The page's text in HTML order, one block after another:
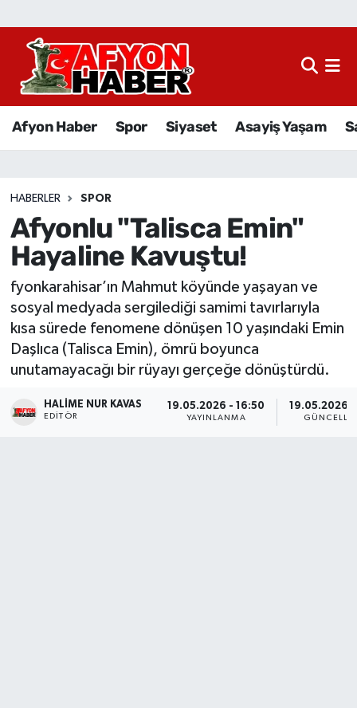
Afyon Haber Spor Siyaset Asayiş Yaşam
HABERLER SPOR
Afyonlu "Talisca Emin"
Hayaline Kavuştu!
fyonkarahisar’ın Mahmut köyünde yaşayan ve
sosyal medyada sergilediği samimi tavırlarıyla
kısa sürede fenomene dönüşen 10 yaşındaki Emin
Daşlıca (Talisca Emin), ömrü boyunca
unutamayacağı bir rüyayı gerçeğe dönüştürdü.
HALIME NUR KAVAS
EDITÖR
19.05.2026 - 16:50
YAYINLANMA
19.05.2026 -
Afyon Haber
Sağlık
Eğitim
Sivil Toplum
Ekonomi